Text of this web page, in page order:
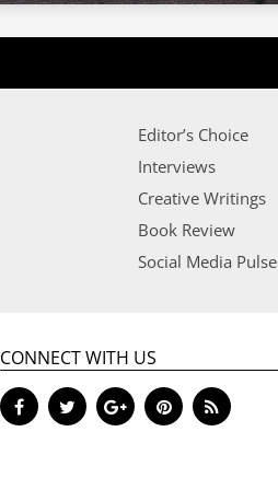
Editor’s Choice
Interviews
Creative Writings
Book Review
Social Media Pulse
CONNECT WITH US